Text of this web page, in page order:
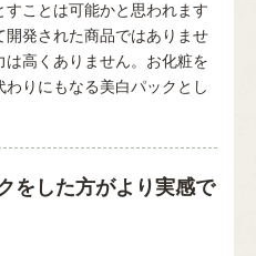
すことは可能かと思われます
発された商品ではありませ
は高くありません。お化粧を
りにもなる美白パックとし
をした方がより実感で